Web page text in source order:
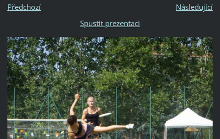
Předchozí
Následující
Spustit prezentaci